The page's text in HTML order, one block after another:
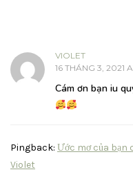
VIOLET
16 THÁNG 3, 2021
Cám ơn bạn iu
Pingback: Ước mơ của bạn
Violet